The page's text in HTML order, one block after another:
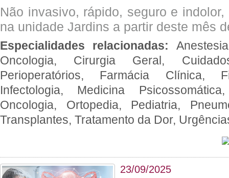
Não invasivo, rápido, seguro e
na unidade Jardins a partir deste mês
Especialidades relacionadas:
Oncologia, Cirurgia Geral,
Perioperatórios, Farmácia Clínica,
Infectologia, Medicina
Oncologia, Ortopedia, Pediatria,
Transplantes, Tratamento da Dor,
23/09/2025